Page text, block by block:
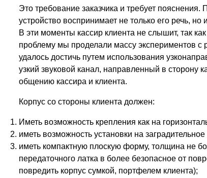
Это требование заказчика и требует
устройство воспринимает не только его речь,
В эти моменты кассир клиента не слышит, так
проблему мы проделали массу экспериментов
удалось достичь путем использования
узкий звуковой канал, направленный в
общению кассира и клиента.
Корпус со стороны клиента должен:
Иметь возможность крепления как на
иметь возможность установки на
иметь компактную плоскую форму, толщина не
передаточного латка в более безопасное от
повредить корпус сумкой, портфелем клиента);